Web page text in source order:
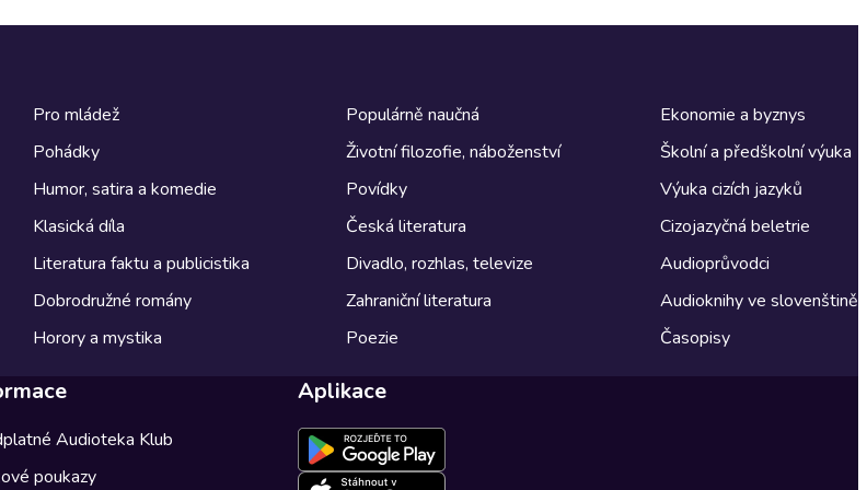
Pro mládež
Pohádky
Humor, satira a komedie
Klasická díla
Literatura faktu a publicistika
Dobrodružné romány
Horory a mystika
Populárně naučná
Životní filozofie, náboženství
Povídky
Česká literatura
Divadlo, rozhlas, televize
Zahraniční literatura
Poezie
Ekonomie a byznys
Školní a předškolní výuka
Výuka cizích jazyků
Cizojazyčná beletrie
Audioprůvodci
Audioknihy ve slovenštině
Časopisy
Audioteka Klub
poukazy
Aplikace